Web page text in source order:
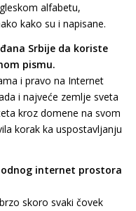
alfabetu,
kako su i napisane.
Srbije da koriste
pismu.
i pravo na Internet
i najveće zemlje sveta
kroz domene na svom
korak ka uspostavljanju
internet prostora
skoro svaki čovek